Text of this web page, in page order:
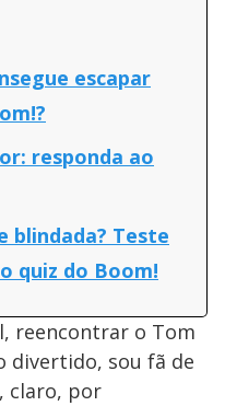
escapar
responda ao
blindada? Teste
quiz do Boom!
reencontrar o Tom
divertido, sou fã de
claro, por